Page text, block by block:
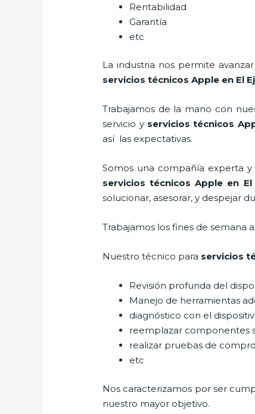
Rentabilidad
Garantía
etc
La industria nos permite
servicios técnicos Apple en El
Trabajamos de la mano con
servicio y servicios técnicos
así las expectativas.
Somos una compañía experta
servicios técnicos Apple en El
solucionar, asesorar, y despejar
Trabajamos los fines de semana
Nuestro técnico para servicios
Revisión profunda del
Manejo de herramientas
diagnóstico con el
reemplazar componentes
realizar pruebas de
etc
Nos caracterizamos por ser
nuestro mayor objetivo.